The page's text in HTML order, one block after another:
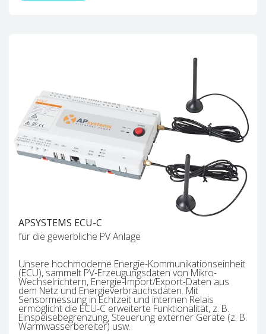
APSYSTEMS ECU-C
für die gewerbliche PV Anlage
Unsere hochmoderne Energie-Kommunikationseinheit
(ECU), sammelt PV-Erzeugungsdaten von Mikro-
Wechselrichtern, Energie-Import/Export-Daten aus
dem Netz und Energieverbrauchsdaten. Mit
Sensormessung in Echtzeit und internen Relais
ermöglicht die ECU-C erweiterte Funktionalität, z. B.
Einspeisebegrenzung, Steuerung externer Geräte (z. B.
Warmwasserbereiter) usw.